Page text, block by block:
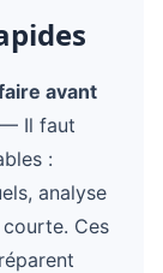
avant
— Il faut
:
analyse
Ces